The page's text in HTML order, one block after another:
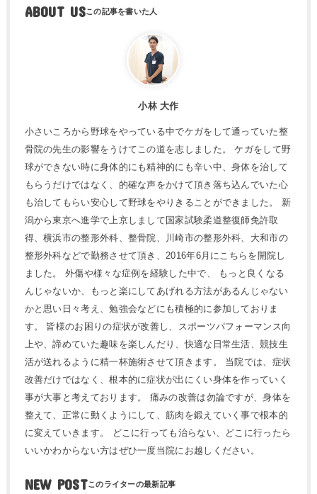
ABOUT US
小林 大作
小さいころから野球をやっている中でケガをして通っていた整
骨院の先生の影響をうけてこの道を志しました。 ケガをして野
球ができない時に身体的にも精神的にも辛い中、身体を治して
もらうだけではなく、的確な声をかけて頂き落ち込んでいた心
も治してもらい安心して野球をやりきることができました。 新
潟から東京へ進学で上京しまして国家試験柔道整復師免許取
得、横浜市の整形外科、整骨院、川崎市の整形外科、大和市の
整形外科などで勤務させて頂き、2016年6月にこちらを開院し
ました。 外傷や様々な症例を経験した中で、 もっと良くなる
んじゃないか、もっと楽にしてあげれる方法があるんじゃない
かと思い日々考え、勉強会などにも積極的に参加しておりま
す。 皆様のお困りの症状が改善し、スポーツパフォーマンス向
上や、諦めていた趣味を楽しんだり、快適な日常生活、競技生
活が送れるように精一杯施術させて頂きます。 当院では、症状
改善だけではなく、根本的に症状が出にくい身体を作っていく
事が大事と考えております。 痛みの改善は勿論ですが、身体を
整えて、正常に動くようにして、筋肉を鍛えていく事で根本的
に変えていきます。 どこに行っても治らない、どこに行ったら
いいかわからない方はぜひ一度当院にお越しください。
NEW POST